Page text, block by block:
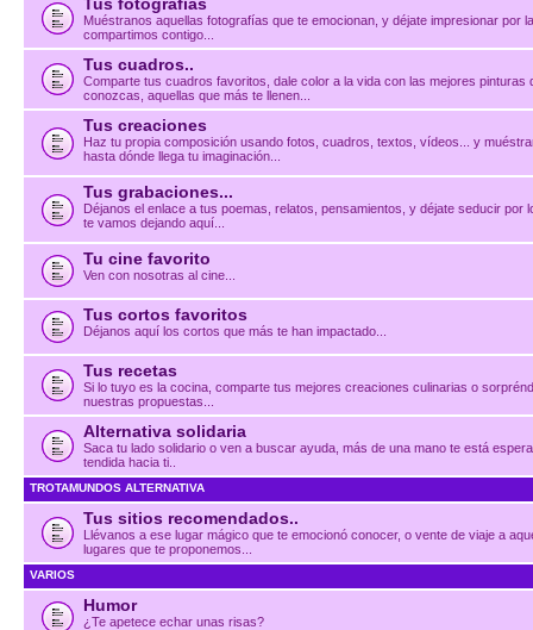
Tus fotografías
Muéstranos aquellas fotografías que te emocionan, y déjate impresionar por
compartimos contigo...
Tus cuadros..
Comparte tus cuadros favoritos, dale color a la vida con las mejores pinturas
conozcas, aquellas que más te llenen...
Tus creaciones
Haz tu propia composición usando fotos, cuadros, textos, vídeos... y
hasta dónde llega tu imaginación...
Tus grabaciones...
Déjanos el enlace a tus poemas, relatos, pensamientos, y déjate seducir por
te vamos dejando aquí...
Tu cine favorito
Ven con nosotras al cine...
Tus cortos favoritos
Déjanos aquí los cortos que más te han impactado...
Tus recetas
Si lo tuyo es la cocina, comparte tus mejores creaciones culinarias o
nuestras propuestas...
Alternativa solidaria
Saca tu lado solidario o ven a buscar ayuda, más de una mano te está
tendida hacia ti..
TROTAMUNDOS ALTERNATIVA
Tus sitios recomendados..
Llévanos a ese lugar mágico que te emocionó conocer, o vente de viaje a
lugares que te proponemos...
VARIOS
Humor
¿Te apetece echar unas risas?